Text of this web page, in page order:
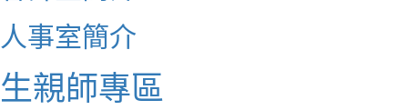
人事室簡介
生親師專區